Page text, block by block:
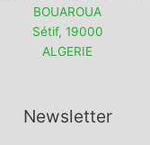
BOUAROUA
Sétif, 19000
ALGERIE
Newsletter